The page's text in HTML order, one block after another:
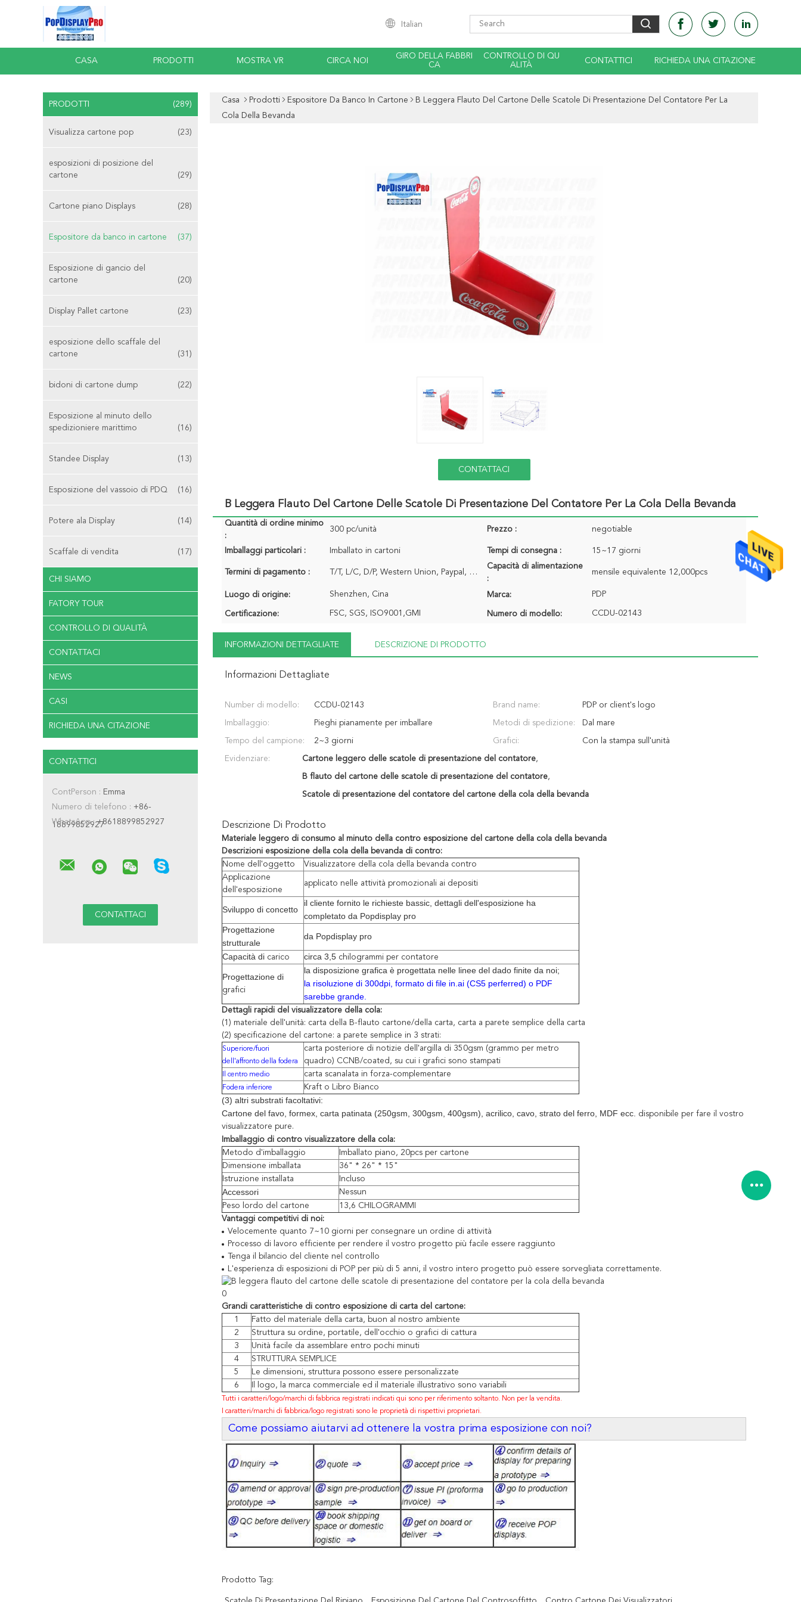
Italian
CASA PRODOTTI MOSTRA VR CIRCA NOI
GIRO DELLA FABBRI
CA
CONTROLLO DI QU
ALITÀ
CONTATTICI RICHIEDA UNA CITAZIONE
PRODOTTI (289)
Visualizza cartone pop (23)
esposizioni di posizione del
cartone
(29)
Cartone piano Displays (28)
Espositore da banco in cartone (37)
Esposizione di gancio del
cartone
(20)
Display Pallet cartone (23)
esposizione dello scaffale del
cartone
(31)
bidoni di cartone dump (22)
Esposizione al minuto dello
spedizioniere marittimo
(16)
Standee Display (13)
Esposizione del vassoio di PDQ (16)
Potere ala Display (14)
Scaffale di vendita (17)
CHI SIAMO
FATORY TOUR
CONTROLLO DI QUALITÀ
CONTATTACI
NEWS
CASI
RICHIEDA UNA CITAZIONE
CONTATTICI
ContPerson : Emma
Numero di telefono : +86-
18899852927
WhatsApp :+8618899852927
Casa Prodotti Espositore Da Banco In Cartone
B Leggera Flauto Del Cartone Delle Scatole Di Presentazione Del Contatore Per La
Cola Della Bevanda
CONTATTACI
B Leggera Flauto Del Cartone Delle Scatole Di Presentazione Del Contatore Per La Cola Della Bevanda
Quantità di ordine minimo
:
300 pc/unità Prezzo : negotiable
Imballaggi particolari : Imballato in cartoni Tempi di consegna : 15~17 giorni
Termini di pagamento : T/T, L/C, D/P, Western Union, Paypal, Western Union
Capacità di alimentazione
:
mensile equivalente 12,000pcs
Luogo di origine: Shenzhen, Cina Marca: PDP
Certificazione: FSC, SGS, ISO9001,GMI Numero di modello: CCDU-02143
INFORMAZIONI DETTAGLIATE DESCRIZIONE DI PRODOTTO
Informazioni Dettagliate
Number di modello: CCDU-02143 Brand name: PDP or client's logo
Imballaggio: Pieghi pianamente per imballare Metodi di spedizione: Dal mare
Tempo del campione: 2~3 giorni Grafici: Con la stampa sull'unità
Evidenziare: Cartone leggero delle scatole di presentazione del contatore,
B flauto del cartone delle scatole di presentazione del contatore,
Scatole di presentazione del contatore del cartone della cola della bevanda
Descrizione Di Prodotto
Materiale leggero di consumo al minuto della contro esposizione del cartone della cola della bevanda
Descrizioni esposizione della cola della bevanda di contro:
Nome dell'oggetto
Visualizzatore della cola della bevanda contro
Applicazione
dell'esposizione
applicato nelle attività promozionali ai depositi
Sviluppo di concetto
il cliente fornito le richieste bassic, dettagli dell'esposizione ha
completato da Popdisplay pro
Progettazione
strutturale
da Popdisplay pro
Capacità di carico circa 3,5 chilogrammi per contatore
Progettazione di
grafici
la disposizione grafica è progettata nelle linee del dado finite da noi;
la risoluzione di 300dpi, formato di file in.ai (CS5 perferred) o PDF
sarebbe grande.
Dettagli rapidi del visualizzatore della cola:
(1) materiale dell'unità: carta della B-flauto cartone/della carta, carta a parete semplice della carta
(2) specificazione del cartone: a parete semplice in 3 strati:
Superiore/fuori
dell'affronto della fodera
carta posteriore di notizie dell'argilla di 350gsm (grammo per metro
quadro) CCNB/coated, su cui i grafici sono stampati
Il centro medio carta scanalata in forza-complementare
Fodera inferiore Kraft o Libro Bianco
(3) altri substrati facoltativi:
Cartone del favo, formex, carta patinata (250gsm, 300gsm, 400gsm), acrilico, cavo, strato del ferro, MDF ecc.
disponibile per fare il vostro
visualizzatore pure.
Imballaggio di contro visualizzatore della cola:
Metodo d'imballaggio
Imballato piano, 20pcs per cartone
Dimensione imballata
36" * 26" * 15"
Istruzione installata
Incluso
Accessori
Nessun
Peso lordo del cartone
13,6 CHILOGRAMMI
Vantaggi competitivi di noi:
Velocemente quanto 7~10 giorni per consegnare un ordine di attività
Processo di lavoro efficiente per rendere il vostro progetto più facile essere raggiunto
Tenga il bilancio del cliente nel controllo
L'esperienza di esposizioni di POP per più di 5 anni, il vostro intero progetto può essere sorvegliata correttamente.
Grandi caratteristiche di contro esposizione di carta del cartone:
1
Fatto del materiale della carta, buon al nostro ambiente
2
Struttura su ordine, portatile, dell'occhio o grafici di cattura
3
Unità facile da assemblare entro pochi minuti
4
STRUTTURA SEMPLICE
5
Le dimensioni, struttura possono essere personalizzate
6
Il logo, la marca commerciale ed il materiale illustrativo sono variabili
Tutti i caratteri/logo/marchi di fabbrica registrati indicati qui sono per riferimento soltanto. Non per la vendita.
I caratteri/marchi di fabbrica/logo registrati sono le proprietà di rispettivi proprietari.
Come possiamo aiutarvi ad ottenere la vostra prima esposizione con noi?
Prodotto Tag: